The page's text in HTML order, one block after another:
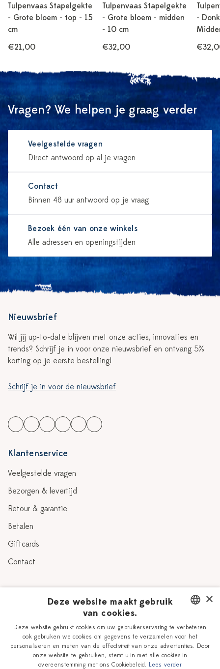
Tulpenvaas Stapelgekte
- Grote bloem - top - 15
cm
€21,00
Tulpenvaas Stapelgekte
- Grote bloem - midden
- 10 cm
€32,00
-
Vragen? We helpen je graag verder
Veelgestelde vragen
Direct antwoord op al je vragen
Contact
Binnen 48 uur antwoord op je vraag
Bezoek één van onze winkels
Alle adressen en openingstijden
Nieuwsbrief
Wil jij up-to-date blijven met onze acties, innovaties en
trends? Schrijf je in voor onze nieuwsbrief en ontvang 5%
korting op je eerste bestelling!
Schrijf je in voor de nieuwsbrief
Klantenservice
Veelgestelde vragen
Bezorgen & levertijd
Retour & garantie
Betalen
Giftcards
Contact
Verhaal
Onze plateelschilders
Delfts Blauw
Workshops
Vacatures
DUTCH
ENGLISH
×
Deze website maakt gebruik
van cookies.
Deze website gebruikt cookies om uw gebruikerservaring te verbeteren
ook gebruiken we cookies om gegevens te verzamelen voor het
personaliseren en meten van de effectiviteit van onze advertenties. Door
onze website te gebruiken, stemt u in met alle cookies in
overeenstemming met ons Cookiebeleid. Lees verder